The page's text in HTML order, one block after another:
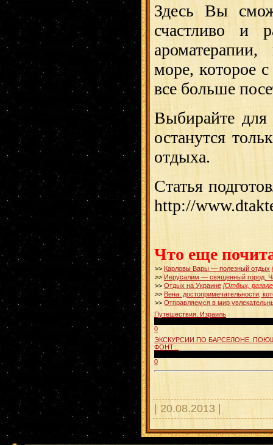
Здесь Вы
счастливо и
море, которое
все больше
Выбирайте для
останутся
отдыха.
Статья
http://
Что еще
>> Карловы Вары — полезный отдых
>> Иерусалим — священный город.
>> Отдых на Украине [Отдых,
>> Вена: достопримечательности,
>> Отправляемся в мир
Путешествия. Израиль
0
ЭКСКУРСИИ ПО БАРСЕЛОНЕ.
ФОНТ...
0
| 20.08.2013 |